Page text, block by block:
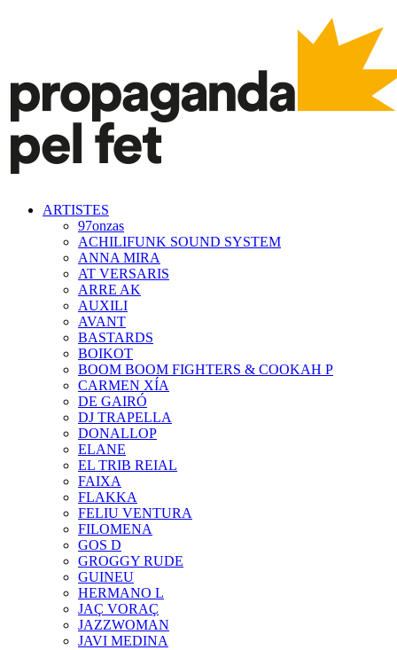
ARTISTES
97onzas
ACHILIFUNK SOUND SYSTEM
ANNA MIRA
AT VERSARIS
ARRE AK
AUXILI
AVANT
BASTARDS
BOIKOT
BOOM BOOM FIGHTERS & COOKAH P
CARMEN XÍA
DE GAIRÓ
DJ TRAPELLA
DONALLOP
ELANE
EL TRIB REIAL
FAIXA
FLAKKA
FELIU VENTURA
FILOMENA
GOS D
GROGGY RUDE
GUINEU
HERMANO L
JAÇ VORAÇ
JAZZWOMAN
JAVI MEDINA